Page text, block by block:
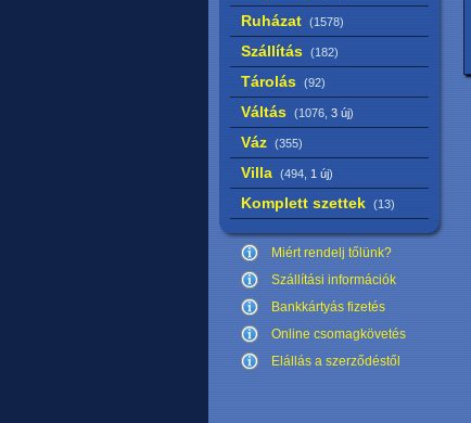
Ruházat (1578)
Szállítás (182)
Tárolás (92)
Váltás (1076, 3 új)
Váz (355)
Villa (494, 1 új)
Komplett szettek (13)
Miért rendelj tőlünk?
Szállítási információk
Bankkártyás fizetés
Online csomagkövetés
Elállás a szerződéstől